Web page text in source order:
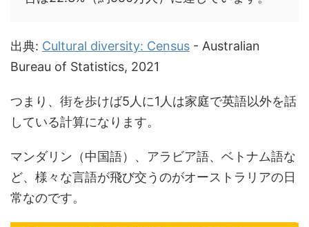
出典: Cultural diversity: Census - Australian
Bureau of Statistics, 2021
つまり、街を歩けば5人に1人は家庭で英語以外を話
している計算になります。
マンダリン（中国語）、アラビア語、ベトナム語な
ど、様々な言語が飛び交うのがオーストラリアの日
常なのです。